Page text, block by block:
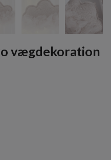
vægdekoration